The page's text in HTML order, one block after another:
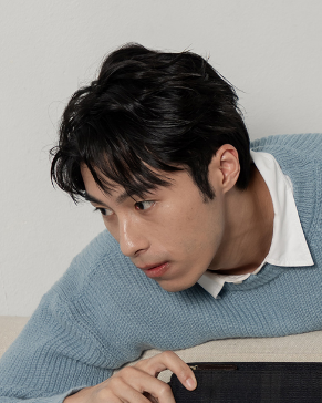
1.本服務係由「台灣大哥大股份有限公司」（以下
用戶於交易時，得透過本服務購買商品或服務，並
買賣價金債權讓與本公司後，依約使用本公司帳單
2.基於同意付款使用「大哥付你分期」之契約關係
資料（包含姓名、電話或地址）提供予台灣大哥大
由本公司與您本人進行分期帳單所需資料之確認
3.完整用戶服務條款，請詳閱以下連結： https://
ATM／網路銀行／等多元方式進行付款，方視為交
※ 請注意：結帳手續完成當下不需立刻繳費，但
購買商品的店家。未經商家同意取消之訂單仍視為
後付繳納相關費用。
※ 交易是否成功請以「AFTEE先享後付 」之結帳
是否繳費成功／繳費後需取消欲退款等相關疑問，
客戶支援中心」https://
【注意事項】
１．透過由恩沛科技股份有限公司提供之「
易，需依本服務之必要範圍內提供個人資料，並
權轉讓予恩沛科技股份有限公司。
２．關於個人資料處理事宜，請瀏覽以下網址：
https://aftee.tw/terms/#terms3
３．未成年的使用者請事先徵得法定代理人或監
「AFTEE先享後付」，若未經同意申辦者引起之
任。
４．使用「AFTEE先享後付」時，將依據個別帳
萊爾富取貨付款
每筆NT$120
付款後萊爾富取貨
每筆NT$122
7-11取貨付款
每筆NT$60，滿NT$2,000(含以上)免運費
付款後7-11取貨
每筆NT$60，滿NT$2,000(含以上)免運費
宅配
每筆NT$60，滿NT$2,000(含以上)免運費